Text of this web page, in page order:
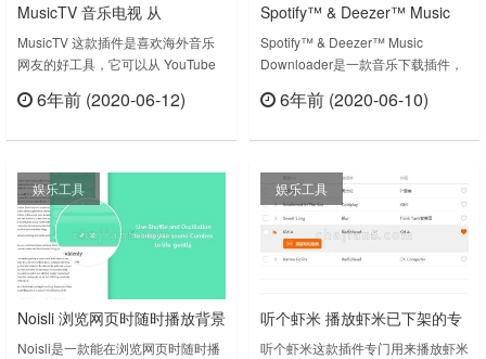
MusicTV 音乐电视 从
YouTube ™ 和 Vevo ™ 获取热
门歌曲视频
MusicTV 这款插件是喜欢海外音乐
网友的好工具，它可以从 YouTube
流行、 摇滚、 说唱、 嘻哈、 爵士和
Pop, rock, rap, hip-hop, jazz and
metal HD musi……
6年前 (2020-06-12)
Spotify™ & Deezer™ Music
Downloader 下载Spotify和
Deezer网站上的音乐
Spotify™ & Deezer™ Music
Downloader是一款音乐下载插件，
站下载音乐歌曲文件。Effective
podcasts and albums!……
6年前 (2020-06-10)
娱乐工具
Noisli 浏览网页时随时播放背景
音乐
Noisli是一款能在浏览网页时随时播
娱乐工具
听个虾米 播放虾米已下架的专
辑和歌曲
听个虾米这款插件专门用来播放虾米